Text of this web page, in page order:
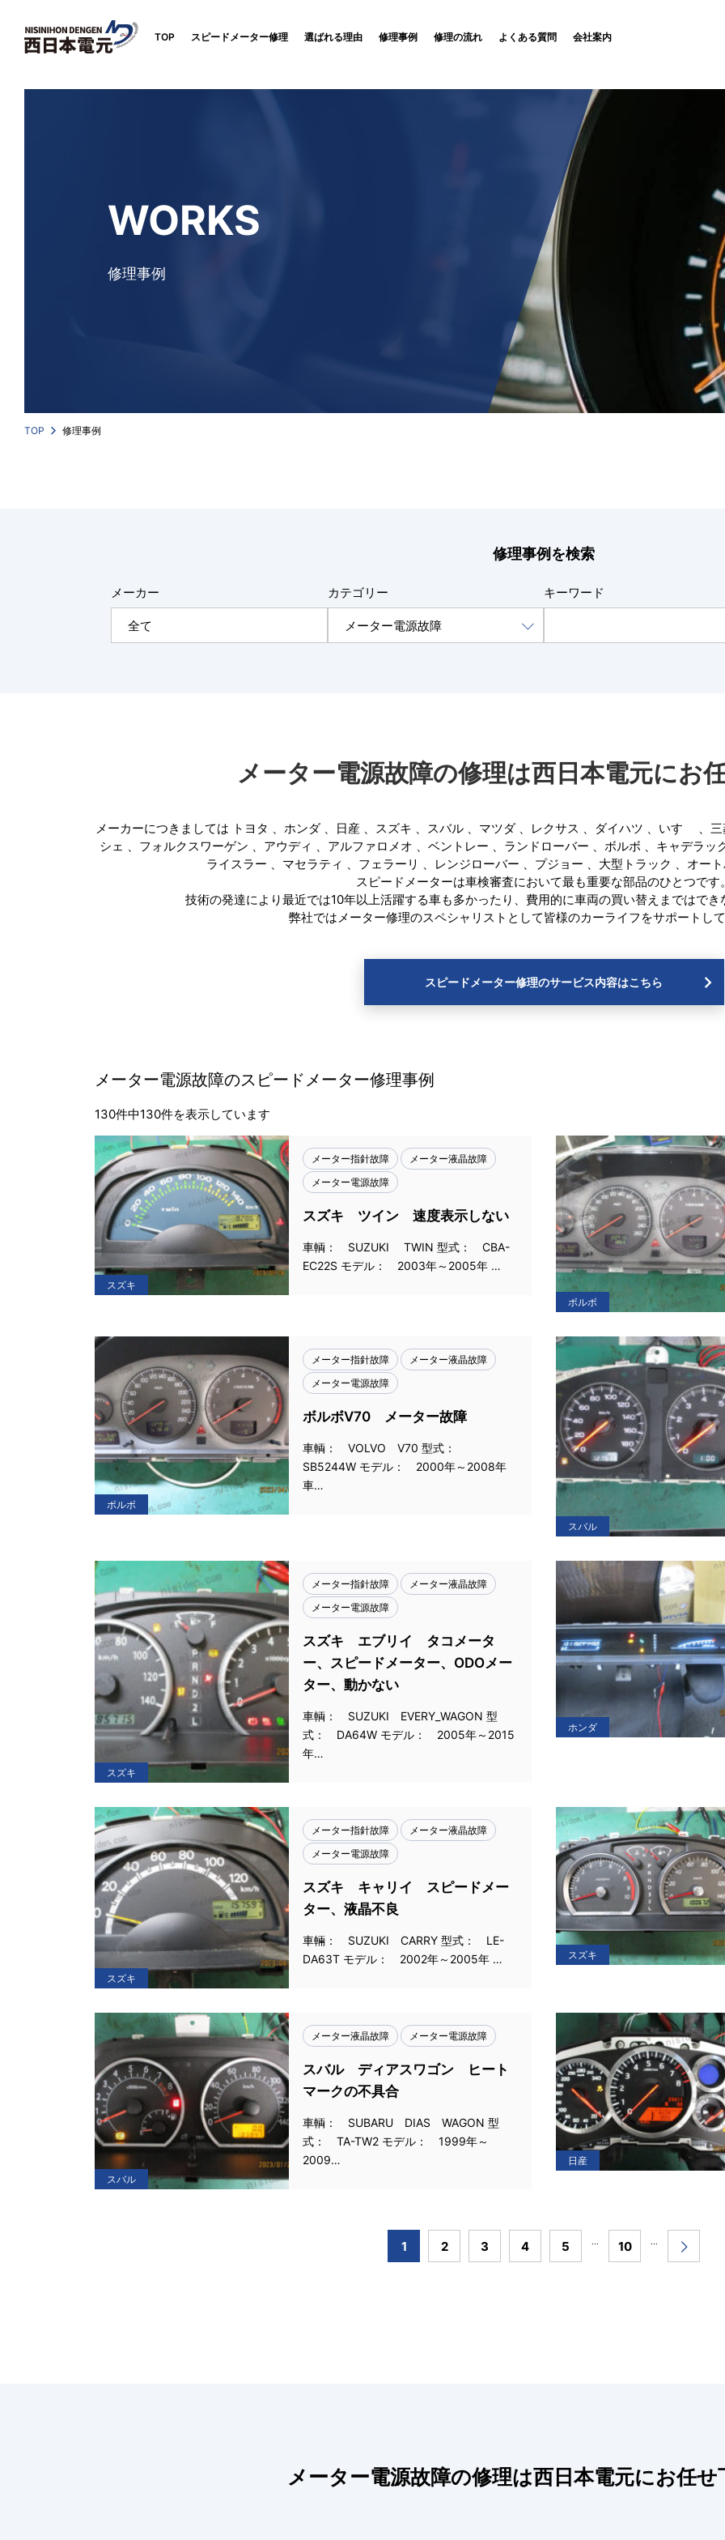
TOP スピードメーター修理 選ばれる理由 修理事例 修理の流れ よくある質問 会社案内
WORKS
修理事例
TOP 修理事例
修理事例を検索
メーカー カテゴリー キーワード
メーター電源故障の修理は西日本電元にお
メーカーにつきましては トヨタ 、 ホンダ、 日産 、 スズキ 、 スバル、 マツダ、 レクサス 、 ダイハツ 、 いすゞ 、
シェ 、 フォルクスワーゲン 、 アウディ 、 アルファロメオ 、 ベントレー 、 ランドローバー 、 ボルボ 、 キャデラッ
ライスラー 、 マセラティ 、 フェラーリ 、 レンジローバー 、 プジョー 、 大型トラック 、 オー
スピードメーターは車検審査において最も重要な部品のひとつです
技術の発達により最近では10年以上活躍する車も多かったり、費用的に車両の買い替えまではで
弊社ではメーター修理のスペシャリストとして皆様のカーライフをサポートし
スピードメーター修理のサービス内容はこちら
メーター電源故障のスピードメーター修理事例
130件中130件を表示しています
スズキ
メーター指針故障
メーター液晶故障
メーター電源故障
スズキ ツイン 速度表示しない
車輌： SUZUKI TWIN 型式： CBA-
EC22S モデル： 2003年～2005年 …
ボルボ
ボルボ
メーター指針故障
メーター液晶故障
メーター電源故障
ボルボV70 メーター故障
車輌： VOLVO V70 型式：
SB5244W モデル： 2000年～2008年
車…
スバル
スズキ
メーター指針故障
メーター液晶故障
メーター電源故障
スズキ エブリイ タコメータ
ー、スピードメーター、ODOメー
ター、動かない
車輌： SUZUKI EVERY_WAGON 型
式： DA64W モデル： 2005年～2015
年…
ホンダ
スズキ
メーター指針故障
メーター液晶故障
メーター電源故障
スズキ キャリイ スピードメー
ター、液晶不良
車輛： SUZUKI CARRY 型式： LE-
DA63T モデル： 2002年～2005年 …
スズキ
スバル
メーター液晶故障 メーター電源故障
スバル ディアスワゴン ヒート
マークの不具合
車輌： SUBARU DIAS WAGON 型
式： TA-TW2 モデル： 1999年～
2009…
日産
1 2 3 4 5 ... 10 ...
メーター電源故障の修理は西日本電元にお任せ